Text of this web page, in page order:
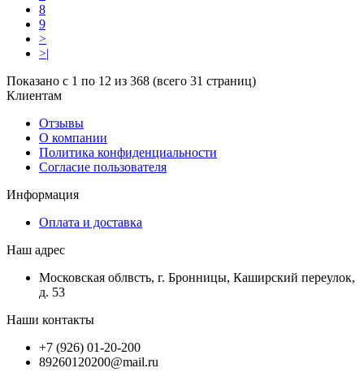
8
9
>
>|
Показано с 1 по 12 из 368 (всего 31 страниц)
Клиентам
Отзывы
О компании
Политика конфиденциальности
Согласие пользователя
Информация
Оплата и доставка
Наш адрес
Московская облвсть, г. Бронницы, Каширский переулок,
д. 53
Наши контакты
+7 (926) 01-20-200
89260120200@mail.ru